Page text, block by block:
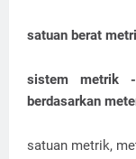
satuan berat
sistem metrik
berdasarkan
satuan metrik,